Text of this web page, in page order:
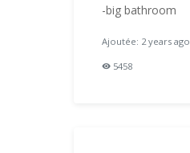
-big bathroom
Ajoutée: 2 years ago
5458